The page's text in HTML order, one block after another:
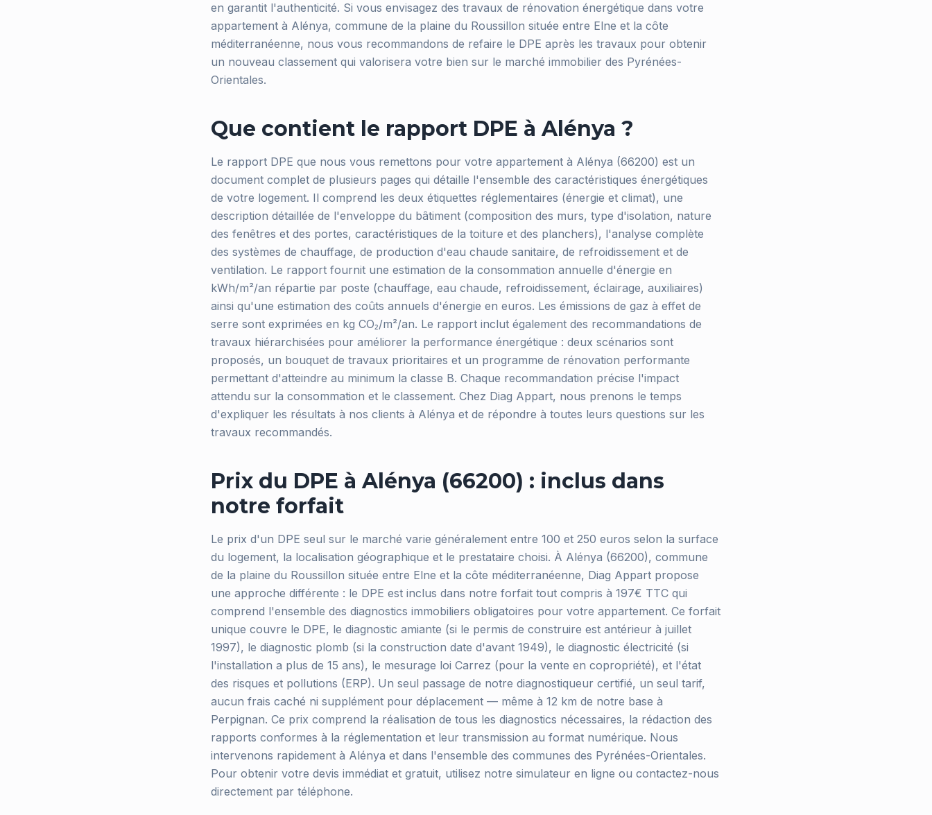
en garantit l'authenticité. Si vous envisagez des travaux de rénovation énergétique dans votre
appartement à Alénya, commune de la plaine du Roussillon située entre Elne et la côte
méditerranéenne, nous vous recommandons de refaire le DPE après les travaux pour obtenir
un nouveau classement qui valorisera votre bien sur le marché immobilier des Pyrénées-
Orientales.
Que contient le rapport DPE à Alénya ?
Le rapport DPE que nous vous remettons pour votre appartement à Alénya (66200) est un
document complet de plusieurs pages qui détaille l'ensemble des caractéristiques énergétiques
de votre logement. Il comprend les deux étiquettes réglementaires (énergie et climat), une
description détaillée de l'enveloppe du bâtiment (composition des murs, type d'isolation, nature
des fenêtres et des portes, caractéristiques de la toiture et des planchers), l'analyse complète
des systèmes de chauffage, de production d'eau chaude sanitaire, de refroidissement et de
ventilation. Le rapport fournit une estimation de la consommation annuelle d'énergie en
kWh/m²/an répartie par poste (chauffage, eau chaude, refroidissement, éclairage, auxiliaires)
ainsi qu'une estimation des coûts annuels d'énergie en euros. Les émissions de gaz à effet de
serre sont exprimées en kg CO₂/m²/an. Le rapport inclut également des recommandations de
travaux hiérarchisées pour améliorer la performance énergétique : deux scénarios sont
proposés, un bouquet de travaux prioritaires et un programme de rénovation performante
permettant d'atteindre au minimum la classe B. Chaque recommandation précise l'impact
attendu sur la consommation et le classement. Chez Diag Appart, nous prenons le temps
d'expliquer les résultats à nos clients à Alénya et de répondre à toutes leurs questions sur les
travaux recommandés.
Prix du DPE à Alénya (66200) : inclus dans
notre forfait
Le prix d'un DPE seul sur le marché varie généralement entre 100 et 250 euros selon la surface
du logement, la localisation géographique et le prestataire choisi. À Alénya (66200), commune
de la plaine du Roussillon située entre Elne et la côte méditerranéenne, Diag Appart propose
une approche différente : le DPE est inclus dans notre forfait tout compris à 197€ TTC qui
comprend l'ensemble des diagnostics immobiliers obligatoires pour votre appartement. Ce forfait
unique couvre le DPE, le diagnostic amiante (si le permis de construire est antérieur à juillet
1997), le diagnostic plomb (si la construction date d'avant 1949), le diagnostic électricité (si
l'installation a plus de 15 ans), le mesurage loi Carrez (pour la vente en copropriété), et l'état
des risques et pollutions (ERP). Un seul passage de notre diagnostiqueur certifié, un seul tarif,
aucun frais caché ni supplément pour déplacement — même à 12 km de notre base à
Perpignan. Ce prix comprend la réalisation de tous les diagnostics nécessaires, la rédaction des
rapports conformes à la réglementation et leur transmission au format numérique. Nous
intervenons rapidement à Alénya et dans l'ensemble des communes des Pyrénées-Orientales.
Pour obtenir votre devis immédiat et gratuit, utilisez notre simulateur en ligne ou contactez-nous
directement par téléphone.